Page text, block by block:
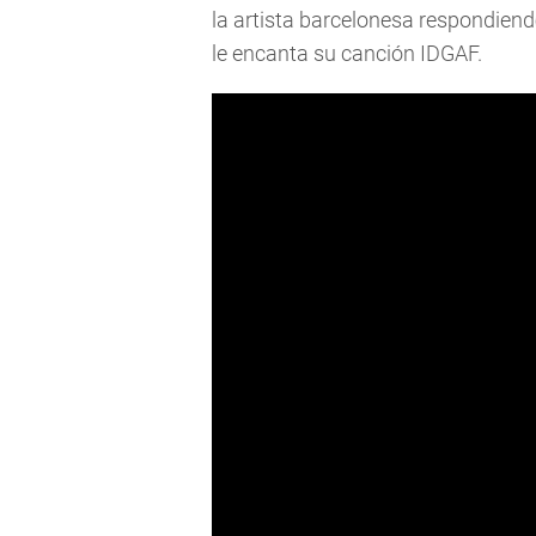
la artista barcelonesa
le encanta su canción IDGAF.